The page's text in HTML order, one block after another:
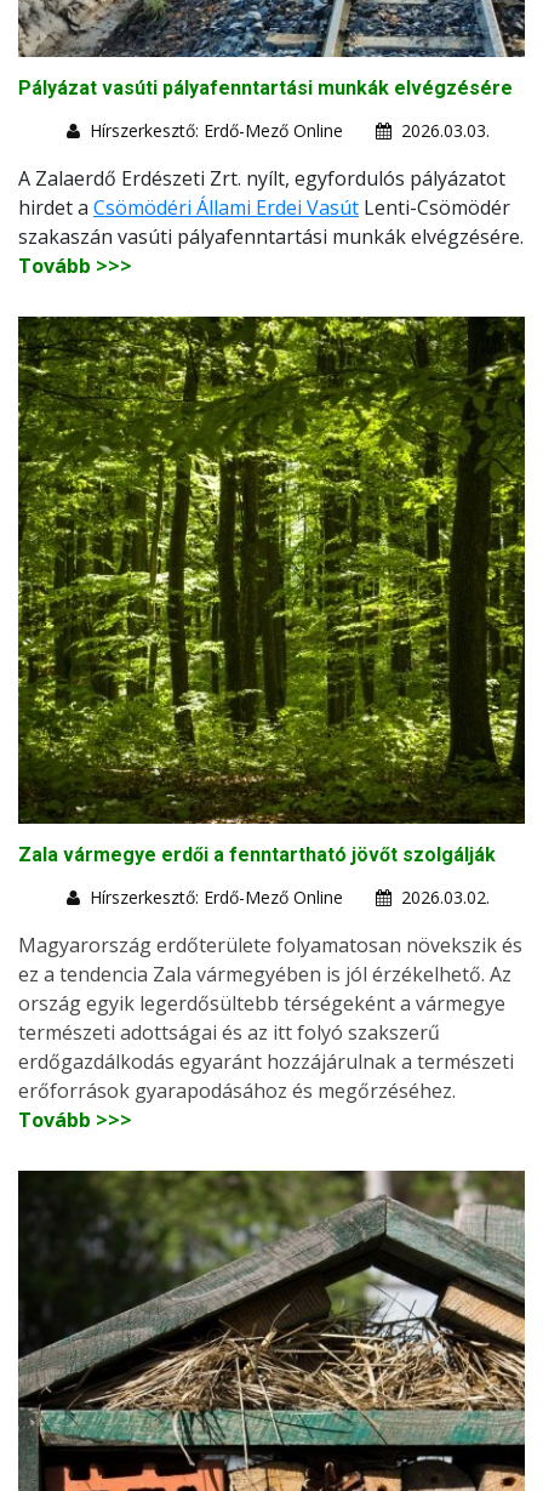
Pályázat vasúti pályafenntartási munkák elvégzésére
Hírszerkesztő: Erdő-Mező Online
2026.03.03.
A Zalaerdő Erdészeti Zrt. nyílt, egyfordulós pályázatot
hirdet a Csömödéri Állami Erdei Vasút Lenti-Csömödér
szakaszán vasúti pályafenntartási munkák elvégzésére.
Tovább >>>
Zala vármegye erdői a fenntartható jövőt szolgálják
Hírszerkesztő: Erdő-Mező Online
2026.03.02.
Magyarország erdőterülete folyamatosan növekszik és
ez a tendencia Zala vármegyében is jól érzékelhető. Az
ország egyik legerdősültebb térségeként a vármegye
természeti adottságai és az itt folyó szakszerű
erdőgazdálkodás egyaránt hozzájárulnak a természeti
erőforrások gyarapodásához és megőrzéséhez.
Tovább >>>